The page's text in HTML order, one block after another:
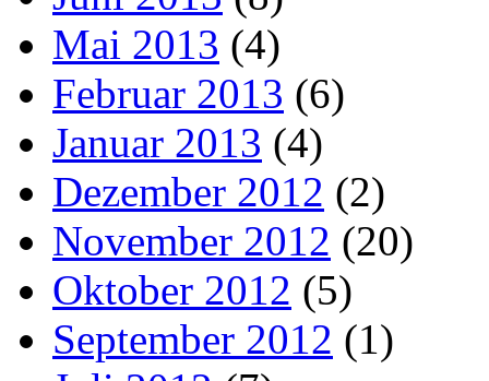
Mai 2013 (4)
Februar 2013 (6)
Januar 2013 (4)
Dezember 2012 (2)
November 2012 (20)
Oktober 2012 (5)
September 2012 (1)